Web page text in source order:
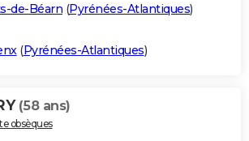
de-Béarn (Pyrénées-Atlantiques)
(Pyrénées-Atlantiques)
(58 ans)
obsèques